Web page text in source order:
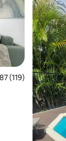
(119)